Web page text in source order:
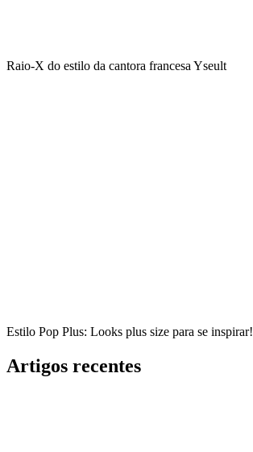
Raio-X do estilo da cantora francesa Yseult
Estilo Pop Plus: Looks plus size para se inspirar!
Artigos recentes